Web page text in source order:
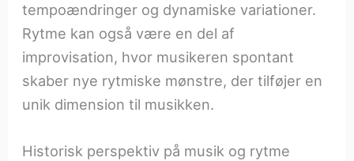
tempoændringer og dynamiske variationer.
Rytme kan også være en del af
improvisation, hvor musikeren spontant
skaber nye rytmiske mønstre, der tilføjer en
unik dimension til musikken.
Historisk perspektiv på musik og rytme